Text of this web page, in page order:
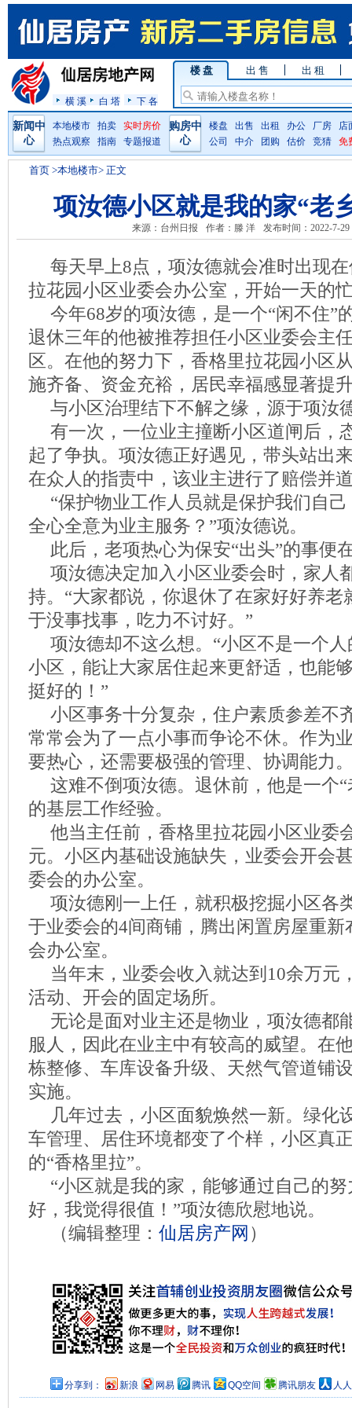
横 溪 白 塔 下 各
楼 盘 出 售 出 租
新闻中
心
本地楼市 拍卖
实时房价
热点观察
指南 专题报道
购房中
心
楼盘 出售 出租 办公 厂房
店
公司
中介 团购 估价 竞猜 免
首页 >本地楼市> 正文
项汝德小区就是我的家“老
来源：台州日报 作者：滕 洋 发布时间：2022-7-29
每天早上8点，项汝德就会准时出现
拉花园小区业委会办公室，开始一天的
今年68岁的项汝德，是一个“闲不住”
退休三年的他被推荐担任小区业委会主
区。在他的努力下，香格里拉花园小区
施齐备、资金充裕，居民幸福感显著提
与小区治理结下不解之缘，源于项汝
有一次，一位业主撞断小区道闸后，
起了争执。项汝德正好遇见，带头站出
在众人的指责中，该业主进行了赔偿并
“保护物业工作人员就是保护我们自
全心全意为业主服务？”项汝德说。
此后，老项热心为保安“出头”的事便
项汝德决定加入小区业委会时，家人
持。“大家都说，你退休了在家好好养老
于没事找事，吃力不讨好。”
项汝德却不这么想。“小区不是一个
小区，能让大家居住起来更舒适，也能
挺好的！”
小区事务十分复杂，住户素质参差不
常常会为了一点小事而争论不休。作为
要热心，还需要极强的管理、协调能力
这难不倒项汝德。退休前，他是一个
的基层工作经验。
他当主任前，香格里拉花园小区业委
元。小区内基础设施缺失，业委会开会
委会的办公室。
项汝德刚一上任，就积极挖掘小区各
于业委会的4间商铺，腾出闲置房屋重
会办公室。
当年末，业委会收入就达到10余万元
活动、开会的固定场所。
无论是面对业主还是物业，项汝德都
服人，因此在业主中有较高的威望。在
栋整修、车库设备升级、天然气管道铺
实施。
几年过去，小区面貌焕然一新。绿化
车管理、居住环境都变了个样，小区真
的“香格里拉”。
“小区就是我的家，能够通过自己的
好，我觉得很值！”项汝德欣慰地说。
（编辑整理： 仙居房产网 ）
分享到： 新浪 网易 腾讯 QQ空间 腾讯朋友 人